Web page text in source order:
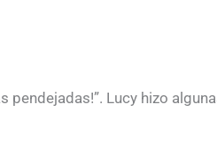
pendejadas!”. Lucy hizo